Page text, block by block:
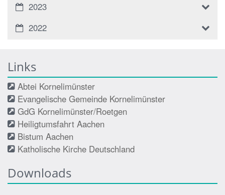
2023
2022
Links
Abtei Kornelimünster
Evangelische Gemeinde Kornelimünster
GdG Kornelimünster/Roetgen
Heiligtumsfahrt Aachen
Bistum Aachen
Katholische Kirche Deutschland
Downloads